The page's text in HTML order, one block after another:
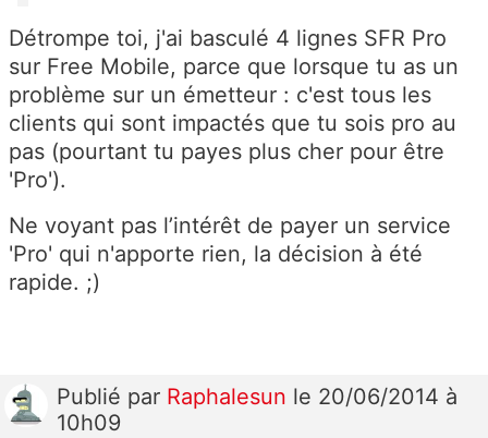
Détrompe toi, j'ai basculé 4 lignes SFR Pro
sur Free Mobile, parce que lorsque tu as un
problème sur un émetteur : c'est tous les
clients qui sont impactés que tu sois pro au
pas (pourtant tu payes plus cher pour être
'Pro').
Ne voyant pas l’intérêt de payer un service
'Pro' qui n'apporte rien, la décision à été
rapide. ;)
Publié par Raphalesun le 20/06/2014 à
10h09